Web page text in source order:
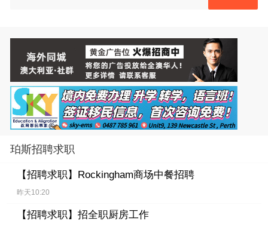
珀斯招聘求职
【招聘求职】 Rockingham商场中餐招聘
昨天10:20
【招聘求职】 招全职厨房工作